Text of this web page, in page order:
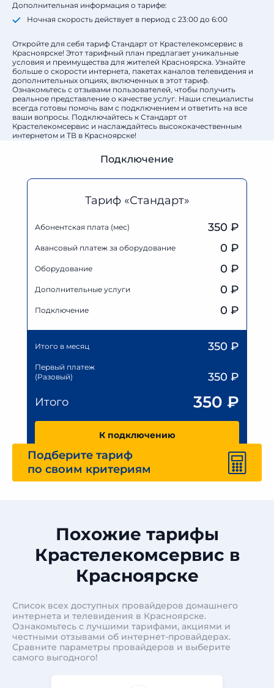
Дополнительная информация о тарифе:
Ночная скорость действует в период с 23:00 до 6:00
Откройте для себя тариф Стандарт от Крастелекомсервис в
Красноярске! Этот тарифный план предлагает уникальные
условия и преимущества для жителей Красноярска. Узнайте
больше о скорости интернета, пакетах каналов телевидения и
дополнительных опциях, включенных в этот тариф.
Ознакомьтесь с отзывами пользователей, чтобы получить
реальное представление о качестве услуг. Наши специалисты
всегда готовы помочь вам с подключением и ответить на все
ваши вопросы. Подключайтесь к Стандарт от
Крастелекомсервис и наслаждайтесь высококачественным
интернетом и ТВ в Красноярске!
Подключение
Тариф «Стандарт»
Абонентская плата (мес) 350 ₽
Авансовый платеж за оборудование 0 ₽
Оборудование 0 ₽
Дополнительные услуги 0 ₽
Подключение 0 ₽
Итого в месяц 350 ₽
Первый платеж
(Разовый)
350 ₽
Итого
350 ₽
К подключению
Подберите тариф
по своим критериям
Похожие тарифы
Крастелекомсервис в
Красноярске
Список всех доступных провайдеров домашнего
интернета и телевидения в Красноярске.
Ознакомьтесь с лучшими тарифами, акциями и
честными отзывами об интернет-провайдерах.
Сравните параметры провайдеров и выберите
самого выгодного!